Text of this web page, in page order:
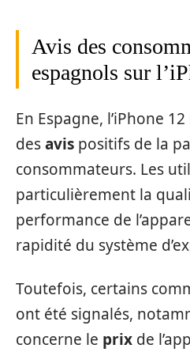
Avis des
espagnols sur
En Espagne, l’iPhone
desavis positifs de la
consommateurs. Les
particulièrement la
performance de
rapidité du système
Toutefois, certains
ont été signalés,
concerne le prix de